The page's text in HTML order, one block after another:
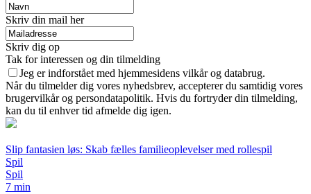
Skriv din mail her
Skriv dig op
Tak for interessen og din tilmelding
Jeg er indforstået med hjemmesidens vilkår og databrug.
Når du tilmelder dig vores nyhedsbrev, accepterer du samtidig vores
brugervilkår og persondatapolitik. Hvis du fortryder din tilmelding,
kan du til enhver tid afmelde dig igen.
Slip fantasien løs: Skab fælles familieoplevelser med rollespil
Spil
Spil
7 min